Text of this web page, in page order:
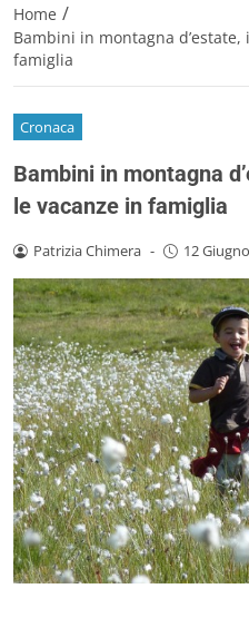
Home /
Bambini in montagna
famiglia
Cronaca
Bambini in montagna
le vacanze in famiglia
Patrizia Chimera - 12